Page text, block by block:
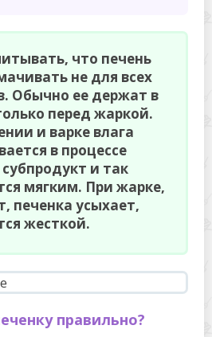
что печень
не для всех
Обычно ее держат в
перед жаркой.
и варке влага
в процессе
и так
мягким. При жарке,
печенка усыхает,
жесткой.
правильно?